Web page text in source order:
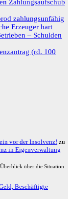
Zahlungsaufschub
zahlungsunfähig
Erzeuger hart
– Schulden
(rd. 100
vor der Insolvenz! zu
in Eigenverwaltung
über die Situation
Beschäftigte